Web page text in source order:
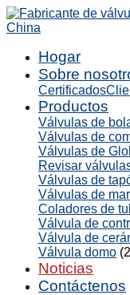
Hogar
Sobre
Certificados
Productos
Válvulas de
Válvulas de
Válvulas de
Revisar
Válvulas de
Válvulas de
Coladores de
Válvula de
Válvula de
Válvula domo
Noticias
Contáctenos